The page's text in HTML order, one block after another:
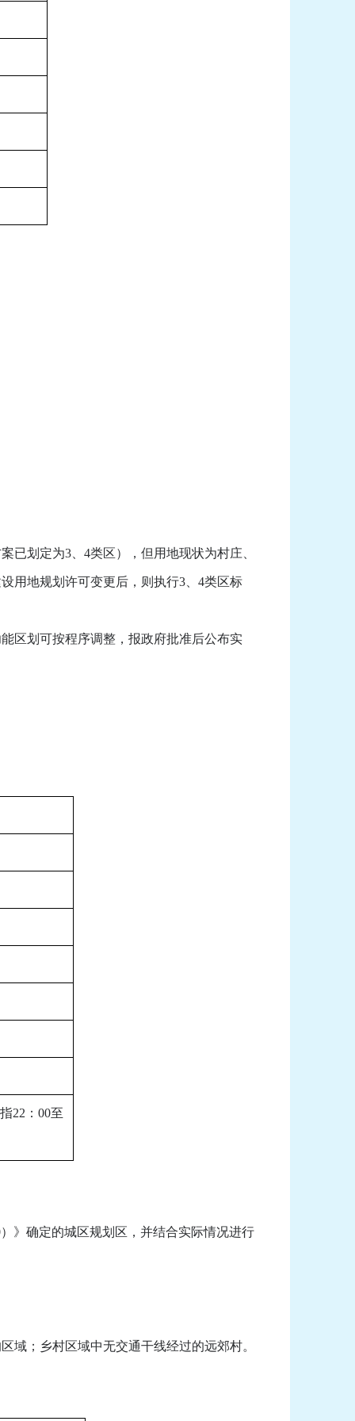
划定为3、4类区），但用地现状为村庄、
用地规划许可变更后，则执行3、4类区标
划可按程序调整，报政府批准后公布实
22：00至
》确定的城区规划区，并结合实际情况进行
；乡村区域中无交通干线经过的远郊村。